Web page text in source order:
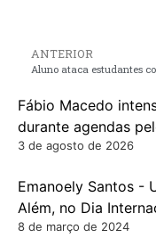
ANTERIOR
Fábio Macedo
durante agendas
3 de agosto de 2026
Emanoely Santos -
Além, no Dia
8 de março de 2024